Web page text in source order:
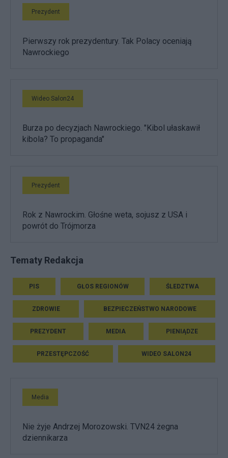
Prezydent
Pierwszy rok prezydentury. Tak Polacy oceniają
Nawrockiego
Wideo Salon24
Burza po decyzjach Nawrockiego. "Kibol ułaskawił
kibola? To propaganda"
Prezydent
Rok z Nawrockim. Głośne weta, sojusz z USA i
powrót do Trójmorza
Tematy Redakcja
PIS GŁOS REGIONÓW ŚLEDZTWA
ZDROWIE BEZPIECZEŃSTWO NARODOWE
PREZYDENT MEDIA PIENIĄDZE
PRZESTĘPCZOŚĆ WIDEO SALON24
Media
Nie żyje Andrzej Morozowski. TVN24 żegna
dziennikarza